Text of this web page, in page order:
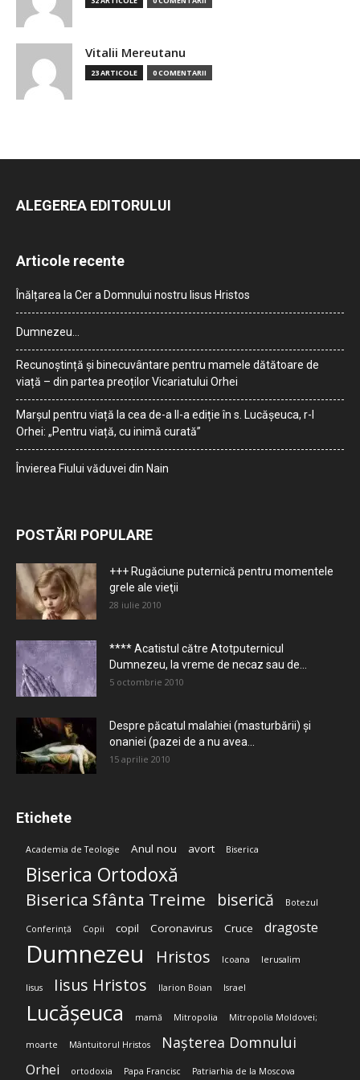
Vitalii Mereutanu
23 ARTICOLE 0 COMENTARII
ALEGEREA EDITORULUI
Articole recente
Înălțarea la Cer a Domnului nostru Iisus Hristos
Dumnezeu…
Recunoștință și binecuvântare pentru mamele dătătoare de
viață – din partea preoților Vicariatului Orhei
Marșul pentru viață la cea de-a II-a ediție în s. Lucășeuca, r-l
Orhei: „Pentru viață, cu inimă curată”
Învierea Fiului văduvei din Nain
POSTĂRI POPULARE
+++ Rugăciune puternică pentru momentele
grele ale vieţii
28 iulie 2010
**** Acatistul către Atotputernicul
Dumnezeu, la vreme de necaz sau de...
5 octombrie 2010
Despre păcatul malahiei (masturbării) şi
onaniei (pazei de a nu avea...
15 aprilie 2010
Etichete
Academia de Teologie Anul nou avort Biserica
Biserica Ortodoxă
Biserica Sfânta Treime biserică Botezul
Conferință Copii copil Coronavirus Cruce dragoste
Dumnezeu Hristos Icoana Ierusalim
Iisus Iisus Hristos Ilarion Boian Israel
Lucășeuca mamă Mitropolia Mitropolia Moldovei;
moarte Mântuitorul Hristos Nașterea Domnului
Orhei ortodoxia Papa Francisc Patriarhia de la Moscova